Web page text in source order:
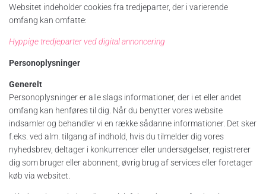
Websitet indeholder cookies fra tredjeparter, der i varierende
omfang kan omfatte:
Hyppige tredjeparter ved digital annoncering
Personoplysninger
Generelt
Personoplysninger er alle slags informationer, der i et eller andet
omfang kan henføres til dig. Når du benytter vores website
indsamler og behandler vi en række sådanne informationer. Det sker
f.eks. ved alm. tilgang af indhold, hvis du tilmelder dig vores
nyhedsbrev, deltager i konkurrencer eller undersøgelser, registrerer
dig som bruger eller abonnent, øvrig brug af services eller foretager
køb via websitet.